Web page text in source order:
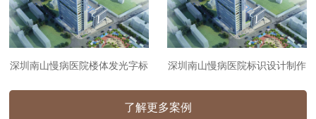
深圳南山慢病医院楼体发光字标 深圳南山慢病医院标识设计制作
了解更多案例